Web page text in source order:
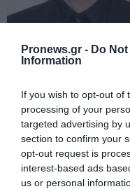
Pronews.gr - Do
Information
If you wish to opt-out of
processing of your
targeted advertising by
section to confirm your
opt-out request is
interest-based ads
us or personal
Ο 53χρονος
που έκανε
αποκάλυψη του
σκηνοθέτη